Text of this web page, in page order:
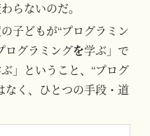
らないのだ。
子どもが“プログラミン
ログラミングを学ぶ」で
」ということ、“プログ
なく、ひとつの手段・道